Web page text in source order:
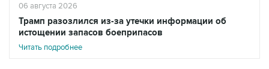
06 августа 2026
Трамп разозлился из-за утечки информации об
истощении запасов боеприпасов
Читать подробнее